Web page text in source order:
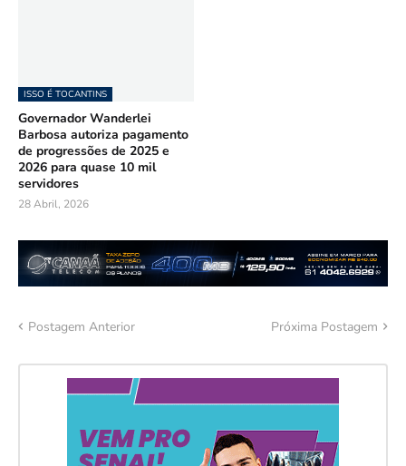
ISSO É TOCANTINS
Governador Wanderlei
Barbosa autoriza pagamento
de progressões de 2025 e
2026 para quase 10 mil
servidores
28 Abril, 2026
Postagem Anterior Próxima Postagem